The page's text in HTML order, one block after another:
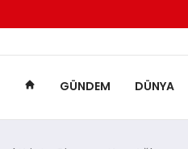
GÜNDEM DÜNYA